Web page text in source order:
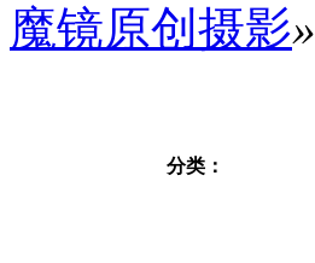
魔镜原创摄影»
分类：